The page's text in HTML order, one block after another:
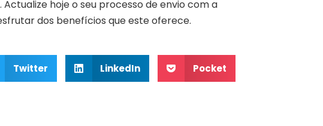
hoje o seu processo de envio com a
dos benefícios que este oferece.
Twitter LinkedIn Pocket